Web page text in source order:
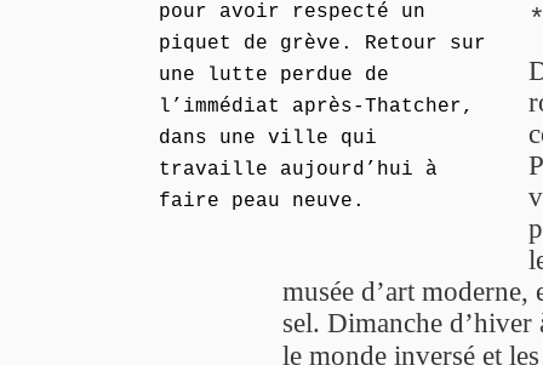
pour avoir respecté un
piquet de grève. Retour sur
une lutte perdue de
l’immédiat après-Thatcher,
dans une ville qui
travaille aujourd’hui à
faire peau neuve.
musée d’art
sel. Dimanche
le monde inversé et